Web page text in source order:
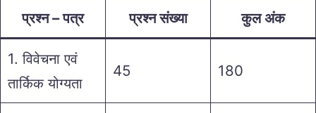
प्रश्न – पत्र प्रश्न संख्या कुल अंक
1. विवेचना एवं
तार्किक योग्यता
45 180